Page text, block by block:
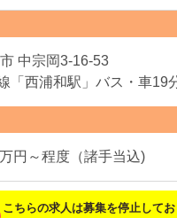
中宗岡3-16-53
「西浦和駅」バス・車19
円～程度（諸手当込)
こちらの求人は募集を停止してお